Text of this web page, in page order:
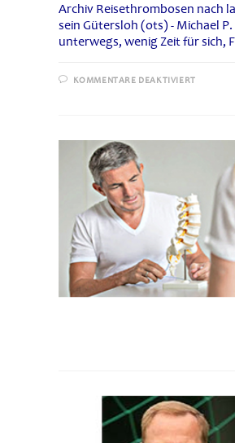
Archiv Reisethrombosen nach
sein Gütersloh (ots) - Michael
unterwegs, wenig Zeit für sich,
KOMMENTARE DEAKTIVIERTFÜR